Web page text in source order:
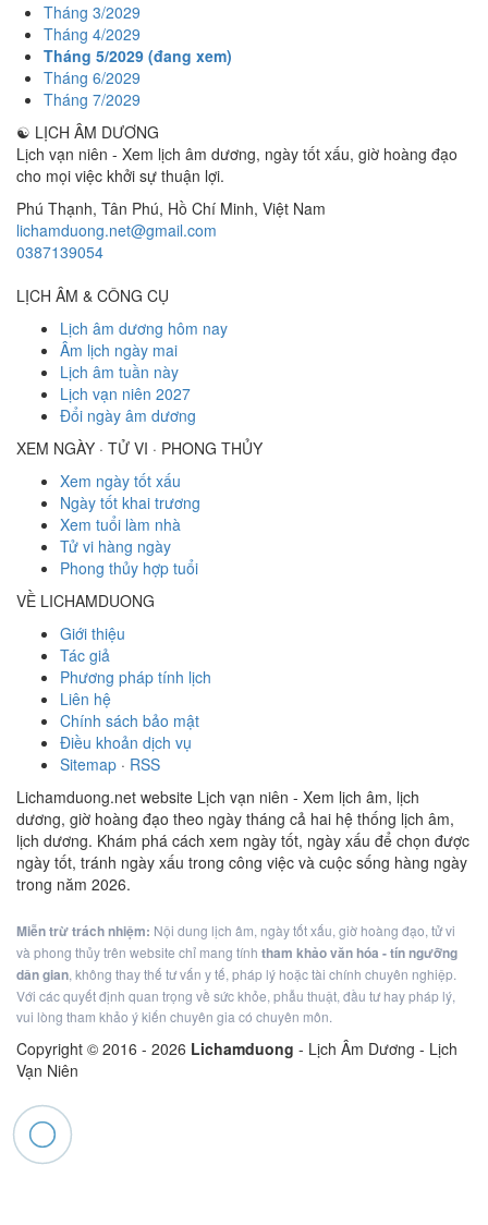
Tháng 3/2029
Tháng 4/2029
Tháng 5/2029 (đang xem)
Tháng 6/2029
Tháng 7/2029
☯ LỊCH ÂM DƯƠNG
Lịch vạn niên - Xem lịch âm dương, ngày tốt xấu, giờ hoàng đạo
cho mọi việc khởi sự thuận lợi.
Phú Thạnh, Tân Phú, Hồ Chí Minh, Việt Nam
lichamduong.net@gmail.com
0387139054
LỊCH ÂM & CÔNG CỤ
Lịch âm dương hôm nay
Âm lịch ngày mai
Lịch âm tuần này
Lịch vạn niên 2027
Đổi ngày âm dương
XEM NGÀY · TỬ VI · PHONG THỦY
Xem ngày tốt xấu
Ngày tốt khai trương
Xem tuổi làm nhà
Tử vi hàng ngày
Phong thủy hợp tuổi
VỀ LICHAMDUONG
Giới thiệu
Tác giả
Phương pháp tính lịch
Liên hệ
Chính sách bảo mật
Điều khoản dịch vụ
Sitemap · RSS
Lichamduong.net website Lịch vạn niên - Xem lịch âm, lịch
dương, giờ hoàng đạo theo ngày tháng cả hai hệ thống lịch âm,
lịch dương. Khám phá cách xem ngày tốt, ngày xấu để chọn được
ngày tốt, tránh ngày xấu trong công việc và cuộc sống hàng ngày
trong năm 2026.
Miễn trừ trách nhiệm: Nội dung lịch âm, ngày tốt xấu, giờ hoàng đạo, tử vi
và phong thủy trên website chỉ mang tính tham khảo văn hóa - tín ngưỡng
dân gian, không thay thế tư vấn y tế, pháp lý hoặc tài chính chuyên nghiệp.
Với các quyết định quan trọng về sức khỏe, phẫu thuật, đầu tư hay pháp lý,
vui lòng tham khảo ý kiến chuyên gia có chuyên môn.
Copyright © 2016 - 2026 Lichamduong - Lịch Âm Dương - Lịch
Vạn Niên